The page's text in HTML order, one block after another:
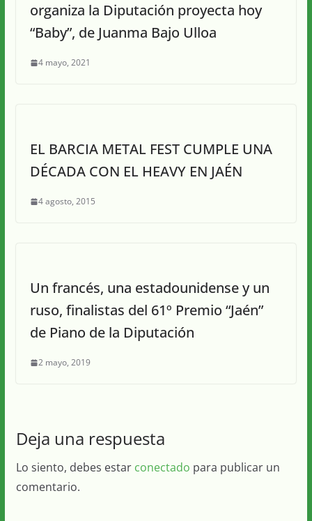
organiza la Diputación proyecta hoy
“Baby”, de Juanma Bajo Ulloa
4 mayo, 2021
EL BARCIA METAL FEST CUMPLE UNA
DÉCADA CON EL HEAVY EN JAÉN
4 agosto, 2015
Un francés, una estadounidense y un
ruso, finalistas del 61º Premio “Jaén”
de Piano de la Diputación
2 mayo, 2019
Deja una respuesta
Lo siento, debes estar conectado para publicar un
comentario.